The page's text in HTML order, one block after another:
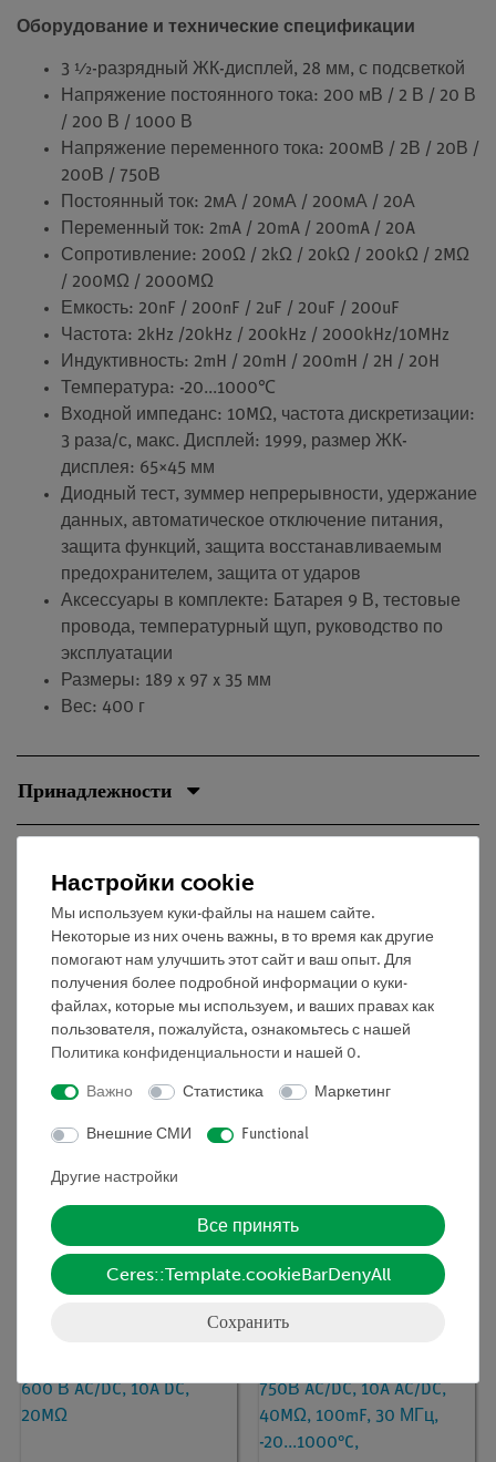
Оборудование и технические спецификации
3 ½-разрядный ЖК-дисплей, 28 мм, с подсветкой
Напряжение постоянного тока: 200 мВ / 2 В / 20 В
/ 200 В / 1000 В
Напряжение переменного тока: 200мВ / 2В / 20В /
200В / 750В
Постоянный ток: 2мА / 20мА / 200мА / 20А
Переменный ток: 2mA / 20mA / 200mA / 20A
Сопротивление: 200Ω / 2kΩ / 20kΩ / 200kΩ / 2MΩ
/ 200MΩ / 2000MΩ
Емкость: 20nF / 200nF / 2uF / 20uF / 200uF
Частота: 2kHz /20kHz / 200kHz / 2000kHz/10MHz
Индуктивность: 2mH / 20mH / 200mH / 2H / 20H
Температура: -20...1000℃
Входной импеданс: 10MΩ, частота дискретизации:
3 раза/с, макс. Дисплей: 1999, размер ЖК-
дисплея: 65×45 мм
Диодный тест, зуммер непрерывности, удержание
данных, автоматическое отключение питания,
защита функций, защита восстанавливаемым
предохранителем, защита от ударов
Аксессуары в комплекте: Батарея 9 В, тестовые
провода, температурный щуп, руководство по
эксплуатации
Размеры: 189 x 97 x 35 мм
Вес: 400 г
Принадлежности
Клиенты также были
заинтересованы в...
Кат.номер:
Аналоговый
мультиметр, 500В
AC/DC, 10A AC, 20MΩ
мультиметр, 750 В
AC/DC, 20A AC/DC, 20
MΩ, 20mF
Настройки cookie
Мы используем куки-файлы на нашем сайте.
Некоторые из них очень важны, в то время как другие
помогают нам улучшить этот сайт и ваш опыт. Для
получения более подробной информации о куки-
файлах, которые мы используем, и ваших правах как
пользователя, пожалуйста, ознакомьтесь с нашей
Политика конфиденциальности и нашей 0.
Важно Статистика Маркетинг
Внешние СМИ Functional
Другие настройки
Все принять
Ceres::Template.cookieBarDenyAll
Сохранить